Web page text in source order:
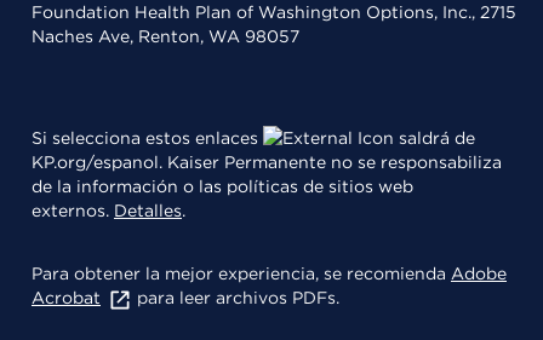
Foundation Health Plan of Washington Options, Inc., 2715
Naches Ave, Renton, WA 98057
Si selecciona estos enlaces
saldrá de
KP.org/espanol. Kaiser Permanente no se responsabiliza
de la información o las políticas de sitios web
externos. Detalles.
Para obtener la mejor experiencia, se recomienda Adobe
Acrobat
para leer archivos PDFs.